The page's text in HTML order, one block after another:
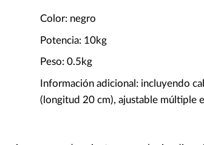
Color: negro
Potencia: 10kg
Peso: 0.5kg
Información adicional: incluyendo
(longitud 20 cm), ajustable múltiple